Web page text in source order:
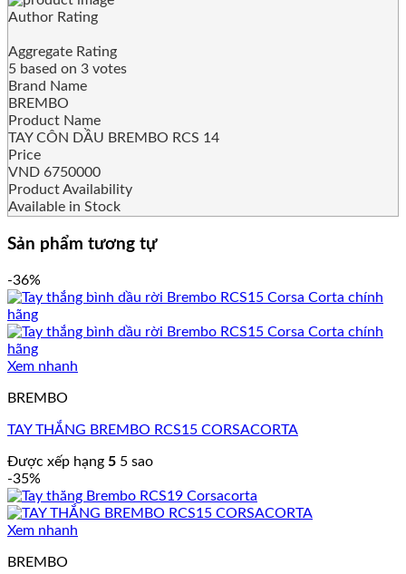
Author Rating
Aggregate Rating
5 based on 3 votes
Brand Name
BREMBO
Product Name
TAY CÔN DẦU BREMBO RCS 14
Price
VND 6750000
Product Availability
Available in Stock
Sản phẩm tương tự
-36%
Xem nhanh
BREMBO
TAY THẮNG BREMBO RCS15 CORSACORTA
Được xếp hạng 5 5 sao
-35%
Xem nhanh
BREMBO